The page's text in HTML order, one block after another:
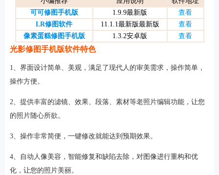
软件
资讯
专题
可可修图手机版
1.9.9最新版
查看
LR修图软件
11.1.1最新版最新版
查看
像素蛋糕修图手机版
1.3.2安卓版 查看
光影修图手机版软件特色
1、界面设计简单、美观，满足了现代人的审美需求，操作简单，
操作方便。
2、提供丰富的滤镜、效果、段落、素材等老照片编辑功能，让您
的照片随心所欲。
3、操作非常简便，一键修改就能达到预期效果。
4、自动人像美容，智能修复和缺陷去除，对图像进行重构和优
化，让您的照片美丽。